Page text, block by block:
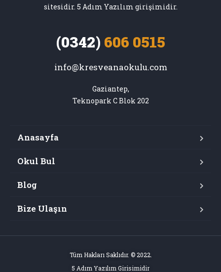
sitesidir. 5 Adım Yazılım girişimidir.
(0342) 606 0515
info@kresveanaokulu.com
Gaziantep,
Teknopark C Blok 202
Anasayfa
Okul Bul
Blog
Bize Ulaşın
Tüm Hakları Saklıdır. © 2022.
5 Adım Yazılım Girisimidir